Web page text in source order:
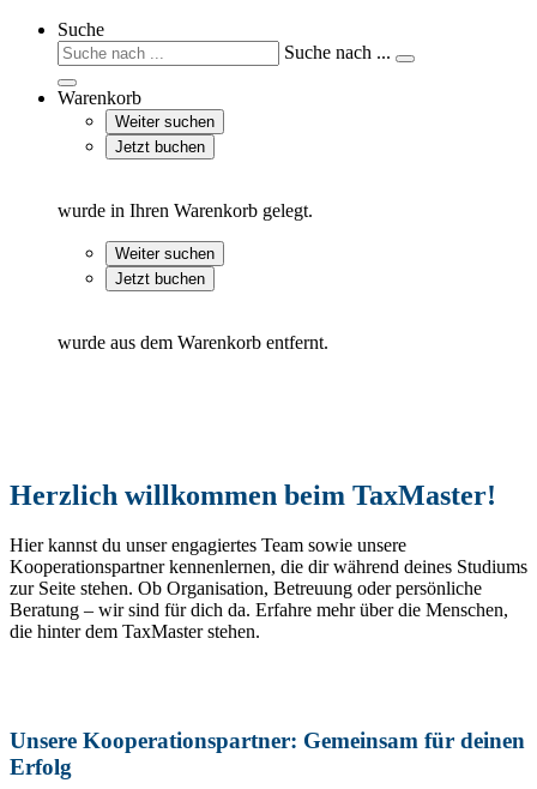
Suche
Suche nach ...
Warenkorb
Weiter suchen
Jetzt buchen
wurde in Ihren Warenkorb gelegt.
Weiter suchen
Jetzt buchen
wurde aus dem Warenkorb entfernt.
Herzlich willkommen beim TaxMaster!
Hier kannst du unser engagiertes Team sowie unsere
Kooperationspartner kennenlernen, die dir während deines Studiums
zur Seite stehen. Ob Organisation, Betreuung oder persönliche
Beratung – wir sind für dich da. Erfahre mehr über die Menschen,
die hinter dem TaxMaster stehen.
Unsere Kooperationspartner: Gemeinsam für deinen
Erfolg